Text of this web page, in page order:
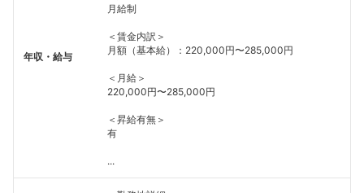
こちらの企業もフォローしませんか？
年収・給与
月給制
＜賃金内訳＞
月額（基本給）：220,000円〜285,000円
＜月給＞
220,000円〜285,000円
＜昇給有無＞
有
...